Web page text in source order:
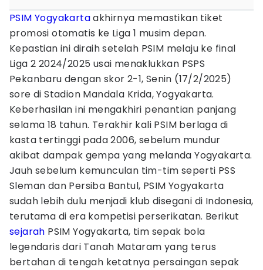
PSIM Yogyakartaakhirnya memastikan tiket
promosi otomatis ke Liga 1 musim depan.
Kepastian ini diraih setelah PSIM melaju ke final
Liga 2 2024/2025 usai menaklukkan PSPS
Pekanbaru dengan skor 2-1, Senin (17/2/2025)
sore di Stadion Mandala Krida, Yogyakarta.
Keberhasilan ini mengakhiri penantian panjang
selama 18 tahun. Terakhir kali PSIM berlaga di
kasta tertinggi pada 2006, sebelum mundur
akibat dampak gempa yang melanda Yogyakarta.
Jauh sebelum kemunculan tim-tim seperti PSS
Sleman dan Persiba Bantul, PSIM Yogyakarta
sudah lebih dulu menjadi klub disegani di Indonesia,
terutama di era kompetisi perserikatan. Berikut
sejarah PSIM Yogyakarta, tim sepak bola
legendaris dari Tanah Mataram yang terus
bertahan di tengah ketatnya persaingan sepak